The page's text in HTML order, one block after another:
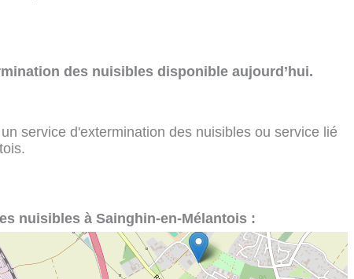
des nuisibles disponible aujourd’hui.
service d'extermination des nuisibles ou service lié
nuisibles à Sainghin-en-Mélantois :